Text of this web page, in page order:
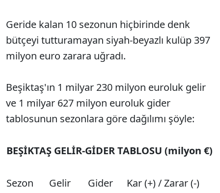
Geride kalan 10 sezonun hiçbirinde denk
bütçeyi tutturamayan siyah-beyazlı kulüp 397
milyon euro zarara uğradı.
Beşiktaş'ın 1 milyar 230 milyon euroluk gelir
ve 1 milyar 627 milyon euroluk gider
tablosunun sezonlara göre dağılımı şöyle:
BEŞİKTAŞ GELİR-GİDER TABLOSU (milyon €)
Sezon Gelir Gider Kar (+) / Zarar (-)